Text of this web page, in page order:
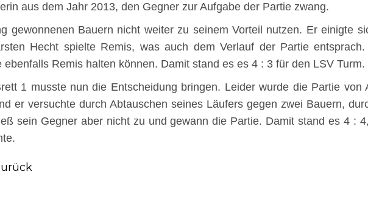
aus dem Jahr 2013, den Gegner zur Aufgabe der Partie zwang.
gewonnenen Bauern nicht weiter zu seinem Vorteil nutzen. Er einigte
Hecht spielte Remis, was auch dem Verlauf der Partie
Remis halten können. Damit stand es es 4 : 3 für den LSV Turm.
1 musste nun die Entscheidung bringen. Leider wurde die Partie von
er versuchte durch Abtauschen seines Läufers gegen zwei Bauern,
sein Gegner aber nicht zu und gewann die Partie. Damit stand es 4 :